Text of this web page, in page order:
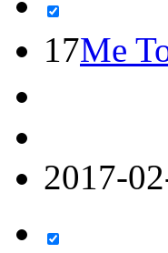
17Me
2017-